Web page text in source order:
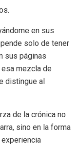
en sus
solo de tener
sus páginas
mezcla de
distingue al
de la crónica no
sino en la forma